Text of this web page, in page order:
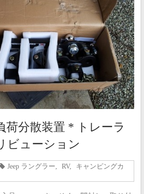
荷分散装置 * トレーラ
ビューション
Jeep ラングラー RV,
キャンピングカ